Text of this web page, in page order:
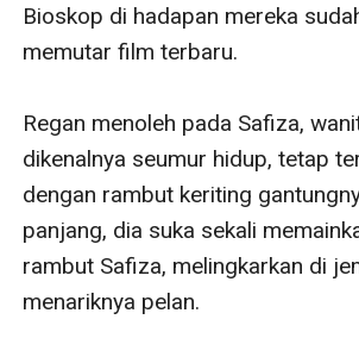
Bioskop di hadapan mereka
memutar film terbaru.
Regan menoleh pada Safiza,
dikenalnya seumur hidup, tetap
dengan rambut keriting
panjang, dia suka sekali
rambut Safiza, melingkarkan di
menariknya pelan.